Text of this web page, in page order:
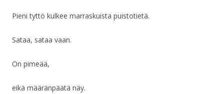
Pieni tyttö kulkee marraskuista puistotietä.
Sataa, sataa vaan.
On pimeää,
eikä määränpäätä näy.